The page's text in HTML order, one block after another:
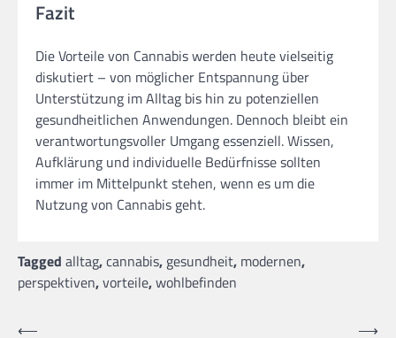
Fazit
Die Vorteile von Cannabis werden heute vielseitig
diskutiert – von möglicher Entspannung über
Unterstützung im Alltag bis hin zu potenziellen
gesundheitlichen Anwendungen. Dennoch bleibt ein
verantwortungsvoller Umgang essenziell. Wissen,
Aufklärung und individuelle Bedürfnisse sollten
immer im Mittelpunkt stehen, wenn es um die
Nutzung von Cannabis geht.
Tagged alltag,cannabis, gesundheit, modernen,
perspektiven,vorteile,wohlbefinden
Post
⟵ ⟶